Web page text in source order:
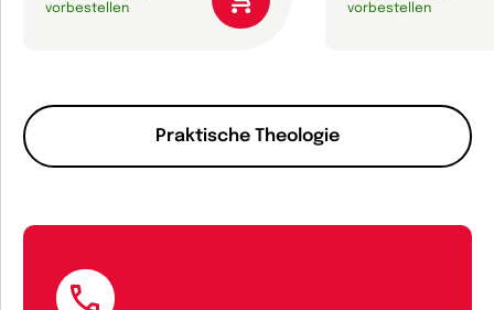
Praktische Theologie
vorbestellen
vorbestellen